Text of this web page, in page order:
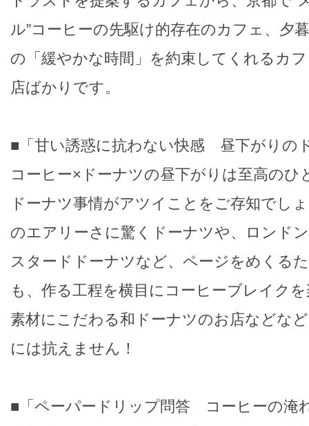
ル”コーヒーの先駆け的存在のカフェ、夕
の「緩やかな時間」を約束してくれるカ
店ばかりです。
■「甘い誘惑に抗わない快感 昼下がりの
コーヒー×ドーナツの昼下がりは至高のひ
ドーナツ事情がアツイことをご存知でし
のエアリーさに驚くドーナツや、ロンド
スタードドーナツなど、ページをめくる
も、作る工程を横目にコーヒーブレイク
素材にこだわる和ドーナツのお店などな
には抗えません！
■「ペーパードリップ問答 コーヒーの淹